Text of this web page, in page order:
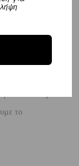
αγοράς
τους
και το
ή Eurobank) που
το